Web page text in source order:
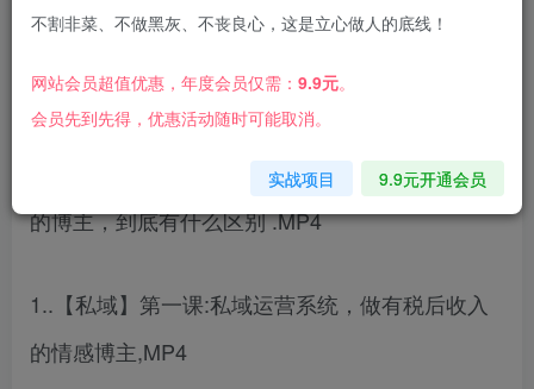
课程内容：
1..【课程】第一课:单月变现百万的博主和不赚钱
的博主，到底有什么区别 .MP4
1..【私域】第一课:私域运营系统，做有税后收入
的情感博主,MP4
不割非菜、不做黑灰、不丧良心，这是立心做人的底线！
网站会员超值优惠，年度会员仅需： 9.9元。
会员先到先得，优惠活动随时可能取消。
实战项目 9.9元开通会员